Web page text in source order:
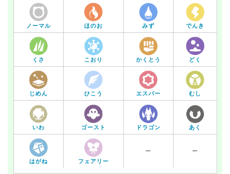
ノーマル ほのお みず でんき
くさ こおり かくとう どく
じめん ひこう エスパー むし
いわ ゴースト ドラゴン あく
はがね フェアリー
ー ー